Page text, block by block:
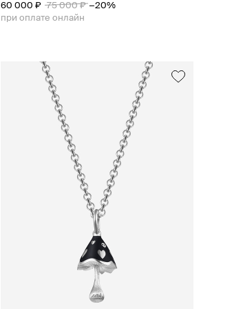
60 000 ₽ 75 000 ₽ −20%
при оплате онлайн